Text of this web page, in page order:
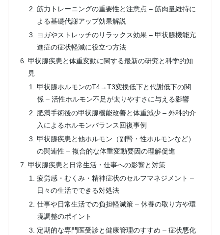
筋力トレーニングの重要性と注意点 – 筋肉量維持に
よる基礎代謝アップ効果解説
ヨガやストレッチのリラックス効果 – 甲状腺機能亢
進症の症状軽減に役立つ方法
甲状腺疾患と体重変動に関する最新の研究と科学的知
見
甲状腺ホルモンのT4→T3変換低下と代謝低下の関
係 – 活性ホルモン不足が太りやすさに与える影響
肥満手術後の甲状腺機能改善と体重減少 – 外科的介
入によるホルモンバランス回復事例
甲状腺疾患と他ホルモン（副腎・性ホルモンなど）
の関連性 – 複合的な体重変動要因の理解促進
甲状腺疾患と日常生活・仕事への影響と対策
疲労感・むくみ・精神症状のセルフマネジメント –
日々の生活でできる対処法
仕事や日常生活での負担軽減策 – 休養の取り方や環
境調整のポイント
定期的な専門医受診と健康管理のすすめ – 症状悪化